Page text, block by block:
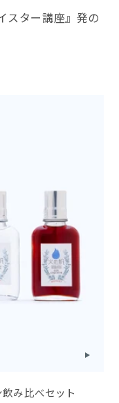
スター講座』発の
み比べセット